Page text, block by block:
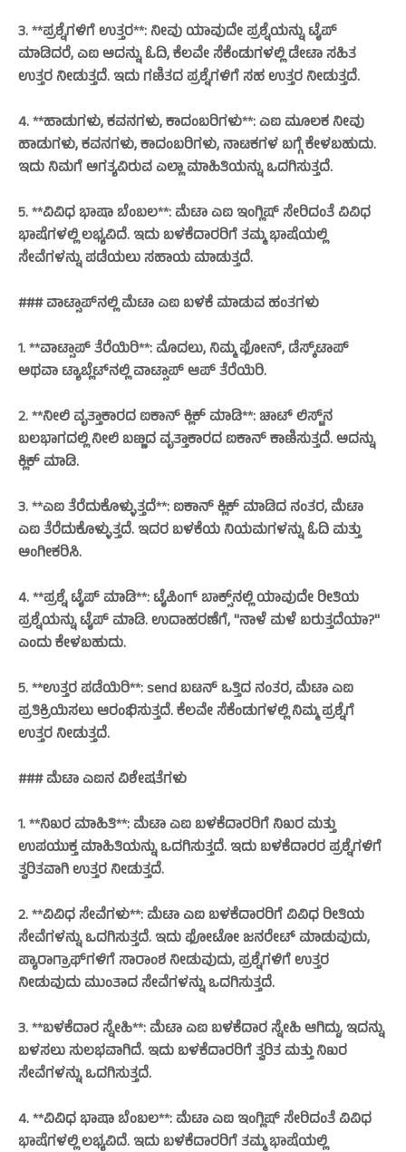
3. **ಪ್ರಶ್ನೆಗಳಿಗೆ ಉತ್ತರ**: ನೀವು ಯಾವುದೇ ಪ್ರಶ್ನೆಯನ್ನು ಟೈಪ್‌
ಮಾಡಿದರೆ, ಎಐ ಅದನ್ನು ಓದಿ, ಕೆಲವೇ ಸೆಕೆಂಡುಗಳಲ್ಲಿ ಡೇಟಾ ಸಹಿತ
ಉತ್ತರ ನೀಡುತ್ತದೆ. ಇದು ಗಣಿತದ ಪ್ರಶ್ನೆಗಳಿಗೆ ಸಹ ಉತ್ತರ ನೀಡುತ್ತದೆ.
4. **ಹಾಡುಗಳು, ಕವನಗಳು, ಕಾದಂಬರಿಗಳು**: ಎಐ ಮೂಲಕ ನೀವು
ಹಾಡುಗಳು, ಕವನಗಳು, ಕಾದಂಬರಿಗಳು, ನಾಟಕಗಳ ಬಗ್ಗೆ ಕೇಳಬಹುದು.
ಇದು ನಿಮಗೆ ಅಗತ್ಯವಿರುವ ಎಲ್ಲಾ ಮಾಹಿತಿಯನ್ನು ಒದಗಿಸುತ್ತದೆ.
5. **ವಿವಿಧ ಭಾಷಾ ಬೆಂಬಲ**: ಮೆಟಾ ಎಐ ಇಂಗ್ಲಿಷ್‌ ಸೇರಿದಂತೆ ವಿವಿಧ
ಭಾಷೆಗಳಲ್ಲಿ ಲಭ್ಯವಿದೆ. ಇದು ಬಳಕೆದಾರರಿಗೆ ತಮ್ಮ ಭಾಷೆಯಲ್ಲಿ
ಸೇವೆಗಳನ್ನು ಪಡೆಯಲು ಸಹಾಯ ಮಾಡುತ್ತದೆ.
### ವಾಟ್ಸಾಪ್‌ನಲ್ಲಿ ಮೆಟಾ ಎಐ ಬಳಕೆ ಮಾಡುವ ಹಂತಗಳು
1. **ವಾಟ್ಸಾಪ್‌ ತೆರೆಯಿರಿ**: ಮೊದಲು, ನಿಮ್ಮ ಫೋನ್, ಡೆಸ್ಕ್‌ಟಾಪ್‌
ಅಥವಾ ಟ್ಯಾಬ್ಲೆಟ್‌ನಲ್ಲಿ ವಾಟ್ಸಾಪ್‌ ಆಪ್‌ ತೆರೆಯಿರಿ.
2. **ನೀಲಿ ವೃತ್ತಾಕಾರದ ಐಕಾನ್‌ ಕ್ಲಿಕ್‌ ಮಾಡಿ**: ಚಾಟ್‌ ಲಿಸ್ಟ್‌ನ
ಬಲಭಾಗದಲ್ಲಿ ನೀಲಿ ಬಣ್ಣದ ವೃತ್ತಾಕಾರದ ಐಕಾನ್‌ ಕಾಣಿಸುತ್ತದೆ. ಅದನ್ನು
ಕ್ಲಿಕ್‌ ಮಾಡಿ.
3. **ಎಐ ತೆರೆದುಕೊಳ್ಳುತ್ತದೆ**: ಐಕಾನ್‌ ಕ್ಲಿಕ್‌ ಮಾಡಿದ ನಂತರ, ಮೆಟಾ
ಎಐ ತೆರೆದುಕೊಳ್ಳುತ್ತದೆ. ಇದರ ಬಳಕೆಯ ನಿಯಮಗಳನ್ನು ಓದಿ ಮತ್ತು
ಅಂಗೀಕರಿಸಿ.
4. **ಪ್ರಶ್ನೆ ಟೈಪ್‌ ಮಾಡಿ**: ಟೈಪಿಂಗ್‌ ಬಾಕ್ಸ್‌ನಲ್ಲಿ ಯಾವುದೇ ರೀತಿಯ
ಪ್ರಶ್ನೆಯನ್ನು ಟೈಪ್‌ ಮಾಡಿ. ಉದಾಹರಣೆಗೆ, "ನಾಳೆ ಮಳೆ ಬರುತ್ತದೆಯಾ?"
ಎಂದು ಕೇಳಬಹುದು.
5. **ಉತ್ತರ ಪಡೆಯಿರಿ**: send ಬಟನ್‌ ಒತ್ತಿದ ನಂತರ, ಮೆಟಾ ಎಐ
ಪ್ರತಿಕ್ರಿಯಿಸಲು ಆರಂಭಿಸುತ್ತದೆ. ಕೆಲವೇ ಸೆಕೆಂಡುಗಳಲ್ಲಿ ನಿಮ್ಮ ಪ್ರಶ್ನೆಗೆ
ಉತ್ತರ ನೀಡುತ್ತದೆ.
### ಮೆಟಾ ಎಐನ ವಿಶೇಷತೆಗಳು
1. **ನಿಖರ ಮಾಹಿತಿ**: ಮೆಟಾ ಎಐ ಬಳಕೆದಾರರಿಗೆ ನಿಖರ ಮತ್ತು
ಉಪಯುಕ್ತ ಮಾಹಿತಿಯನ್ನು ಒದಗಿಸುತ್ತದೆ. ಇದು ಬಳಕೆದಾರರ ಪ್ರಶ್ನೆಗಳಿಗೆ
ತ್ವರಿತವಾಗಿ ಉತ್ತರ ನೀಡುತ್ತದೆ.
2. **ವಿವಿಧ ಸೇವೆಗಳು**: ಮೆಟಾ ಎಐ ಬಳಕೆದಾರರಿಗೆ ವಿವಿಧ ರೀತಿಯ
ಸೇವೆಗಳನ್ನು ಒದಗಿಸುತ್ತದೆ. ಇದು ಫೋಟೋ ಜನರೇಟ್‌ ಮಾಡುವುದು,
ಪ್ಯಾರಾಗ್ರಾಫ್‌ಗಳಿಗೆ ಸಾರಾಂಶ ನೀಡುವುದು, ಪ್ರಶ್ನೆಗಳಿಗೆ ಉತ್ತರ
ನೀಡುವುದು ಮುಂತಾದ ಸೇವೆಗಳನ್ನು ಒದಗಿಸುತ್ತದೆ.
3. **ಬಳಕೆದಾರ ಸ್ನೇಹಿ**: ಮೆಟಾ ಎಐ ಬಳಕೆದಾರ ಸ್ನೇಹಿ ಆಗಿದ್ದು, ಇದನ್ನು
ಬಳಸಲು ಸುಲಭವಾಗಿದೆ. ಇದು ಬಳಕೆದಾರರಿಗೆ ತ್ವರಿತ ಮತ್ತು ನಿಖರ
ಸೇವೆಗಳನ್ನು ಒದಗಿಸುತ್ತದೆ.
4. **ವಿವಿಧ ಭಾಷಾ ಬೆಂಬಲ**: ಮೆಟಾ ಎಐ ಇಂಗ್ಲಿಷ್‌ ಸೇರಿದಂತೆ ವಿವಿಧ
ಭಾಷೆಗಳಲ್ಲಿ ಲಭ್ಯವಿದೆ. ಇದು ಬಳಕೆದಾರರಿಗೆ ತಮ್ಮ ಭಾಷೆಯಲ್ಲಿ